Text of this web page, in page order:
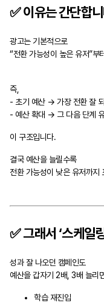
✅ 이유는 간단합
광고는 기본적으로
“전환 가능성이 높은 유저”부
즉,
- 초기 예산 → 가장 전환 잘
- 예산 확대 → 그 다음 단계
이 구조입니다.
결국 예산을 늘릴수록
전환 가능성이 낮은 유저까지
✅ 그래서 ‘스케일
성과 잘 나오던 캠페인도
예산을 갑자기 2배, 3배 늘리
학습 재진입